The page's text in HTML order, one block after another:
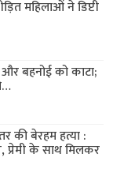
महिलाओं ने डिप्टी
बहनोई को काटा;
की बेरहम हत्या :
के साथ मिलकर